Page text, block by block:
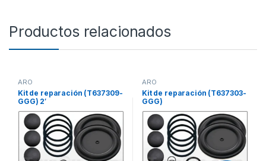
Productos relacionados
ARO
Kit de reparación (T637309-
GGG) 2′
ARO
Kit de reparación (T637303-
GGG)